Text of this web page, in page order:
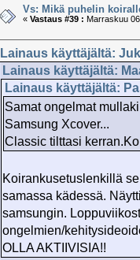
Vs: Mikä puhelin
«Vastaus #39 : Marraskuu
Lainaus käyttäjältä:
Lainaus käyttäjältä:
Lainaus käyttäjältä:
Samat ongelmat
Samsung Xcover...
Classic tilttasi
Koirankusetuslenkillä
samassa kädessä.
samsungin.
ongelmien/
OLLA AKTIIVISIA!!